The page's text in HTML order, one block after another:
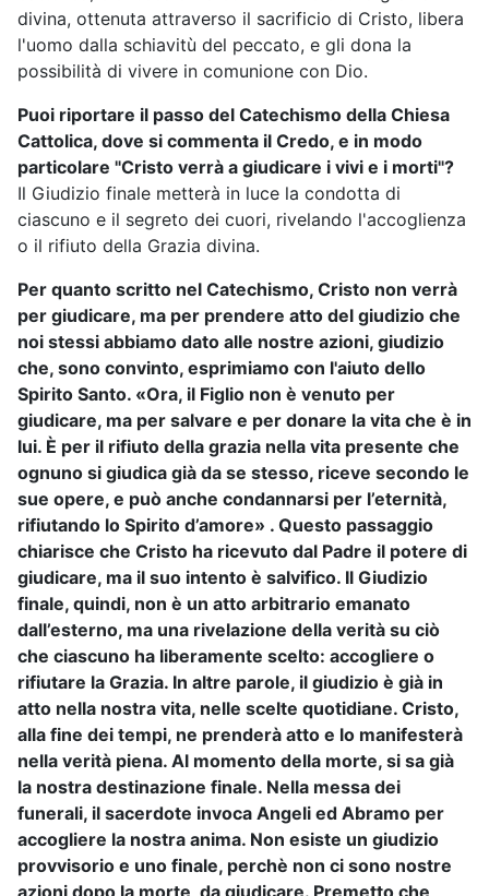
divina, ottenuta attraverso il sacrificio di Cristo, libera
l'uomo dalla schiavitù del peccato, e gli dona la
possibilità di vivere in comunione con Dio.
Puoi riportare il passo del Catechismo della Chiesa
Cattolica, dove si commenta il Credo, e in modo
particolare "Cristo verrà a giudicare i vivi e i morti"?
Il Giudizio finale metterà in luce la condotta di
ciascuno e il segreto dei cuori, rivelando l'accoglienza
o il rifiuto della Grazia divina.
Per quanto scritto nel Catechismo, Cristo non verrà
per giudicare, ma per prendere atto del giudizio che
noi stessi abbiamo dato alle nostre azioni, giudizio
che, sono convinto, esprimiamo con l'aiuto dello
Spirito Santo. «Ora, il Figlio non è venuto per
giudicare, ma per salvare e per donare la vita che è in
lui. È per il rifiuto della grazia nella vita presente che
ognuno si giudica già da se stesso, riceve secondo le
sue opere, e può anche condannarsi per l’eternità,
rifiutando lo Spirito d’amore» . Questo passaggio
chiarisce che Cristo ha ricevuto dal Padre il potere di
giudicare, ma il suo intento è salvifico. Il Giudizio
finale, quindi, non è un atto arbitrario emanato
dall’esterno, ma una rivelazione della verità su ciò
che ciascuno ha liberamente scelto: accogliere o
rifiutare la Grazia. In altre parole, il giudizio è già in
atto nella nostra vita, nelle scelte quotidiane. Cristo,
alla fine dei tempi, ne prenderà atto e lo manifesterà
nella verità piena. Al momento della morte, si sa già
la nostra destinazione finale. Nella messa dei
funerali, il sacerdote invoca Angeli ed Abramo per
accogliere la nostra anima. Non esiste un giudizio
provvisorio e uno finale, perchè non ci sono nostre